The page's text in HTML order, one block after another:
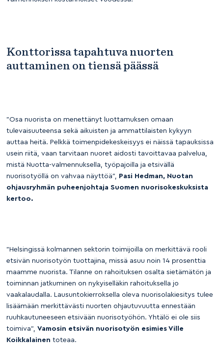
Konttorissa tapahtuva nuorten
auttaminen on tiensä päässä
”Osa nuorista on menettänyt luottamuksen omaan
tulevaisuuteensa sekä aikuisten ja ammattilaisten kykyyn
auttaa heitä. Pelkkä toimenpidekeskeisyys ei näissä tapauksissa
usein riitä, vaan tarvitaan nuoret aidosti tavoittavaa palvelua,
mistä Nuotta-valmennuksella, työpajoilla ja etsivällä
nuorisotyöllä on vahvaa näyttöä”, Pasi Hedman, Nuotan
ohjausryhmän puheenjohtaja Suomen nuorisokeskuksista
kertoo.
”Helsingissä kolmannen sektorin toimijoilla on merkittävä rooli
etsivän nuorisotyön tuottajina, missä asuu noin 14 prosenttia
maamme nuorista. Tilanne on rahoituksen osalta sietämätön ja
toiminnan jatkuminen on nykyiselläkin rahoituksella jo
vaakalaudalla. Lausuntokierroksella oleva nuorisolakiesitys tulee
lisäämään merkittävästi nuorten ohjautuvuutta ennestään
ruuhkautuneeseen etsivään nuorisotyöhön. Yhtälö ei ole siis
toimiva”, Vamosin etsivän nuorisotyön esimies Ville
Koikkalainen toteaa.